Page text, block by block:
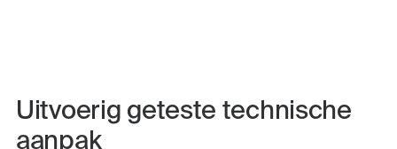
Uitvoerig geteste technische
aanpak